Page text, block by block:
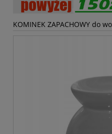
KOMINEK ZAPACHOWY do